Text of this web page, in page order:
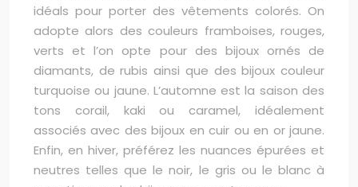
idéals pour porter des vêtements colorés. On
adopte alors des couleurs framboises, rouges,
verts et l’on opte pour des bijoux ornés de
diamants, de rubis ainsi que des bijoux couleur
turquoise ou jaune. L’automne est la saison des
tons corail, kaki ou caramel, idéalement
associés avec des bijoux en cuir ou en or jaune.
Enfin, en hiver, préférez les nuances épurées et
neutres telles que le noir, le gris ou le blanc à